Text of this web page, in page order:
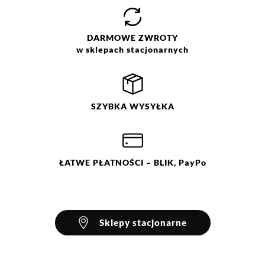
DARMOWE ZWROTY
w sklepach stacjonarnych
SZYBKA WYSYŁKA
ŁATWE PŁATNOŚCI – BLIK, PayPo
Sklepy stacjonarne